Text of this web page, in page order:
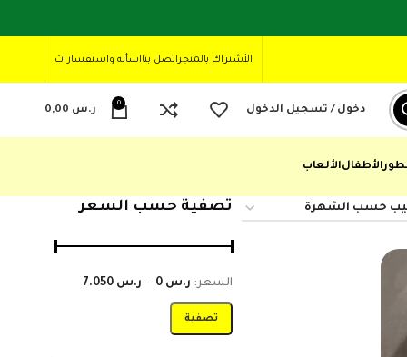
الأشتراك بالمتجراتصل بنااسأله واستفسارات
دخول / تسجيل الدخول
0
ر.س
الأطفالالألعاب
تصفية حسب السعر
تصفية
السعر: ر.س 0 — ر.س 7.050